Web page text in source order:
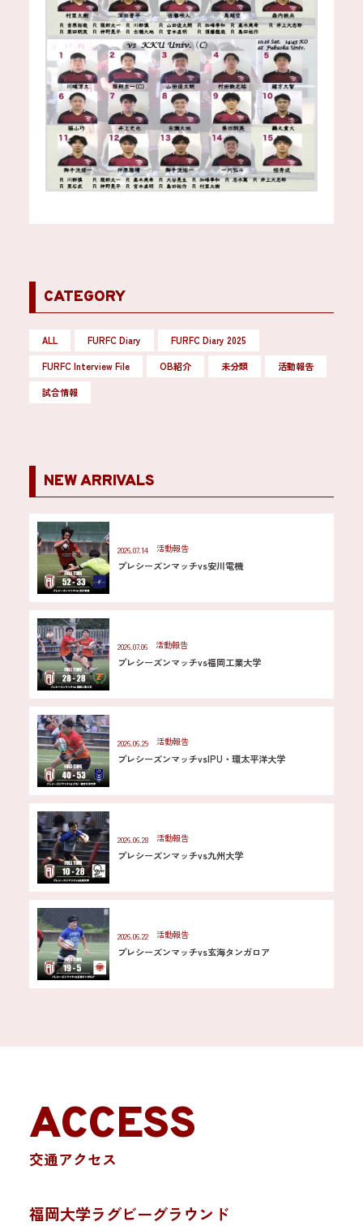
CATEGORY
ALL FURFC Diary
FURFC Diary 2025
FURFC Interview File
OB紹介 未分類
活動報告
試合情報
NEW ARRIVALS
2026.07.14 活動報告
プレシーズンマッチvs安川電機
2026.07.06 活動報告
プレシーズンマッチvs福岡工業大学
2026.06.29 活動報告
プレシーズンマッチvsIPU・環太平洋大学
2026.06.28 活動報告
プレシーズンマッチvs九州大学
2026.06.22 活動報告
プレシーズンマッチvs玄海タンガロア
ACCESS
交通アクセス
福岡大学ラグビーグラウンド